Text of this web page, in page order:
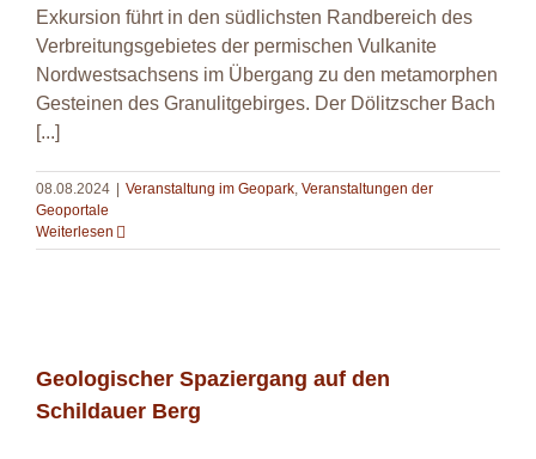
Exkursion führt in den südlichsten Randbereich des
Verbreitungsgebietes der permischen Vulkanite
Nordwestsachsens im Übergang zu den metamorphen
Gesteinen des Granulitgebirges. Der Dölitzscher Bach
[...]
08.08.2024 | Veranstaltung im Geopark Veranstaltungen der
Geoportale
Weiterlesen
Geologischer Spaziergang auf den
Schildauer Berg